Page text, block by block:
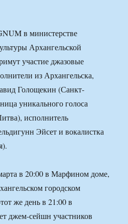
в министерстве
Архангельской
участие джазовые
из Архангельска,
Голощекин (Санкт-
уникального голоса
исполнитель
Эйсет и вокалистка
в 20:00 в Марфином доме,
городском
же день в 21:00 в
джем-сейшн участников